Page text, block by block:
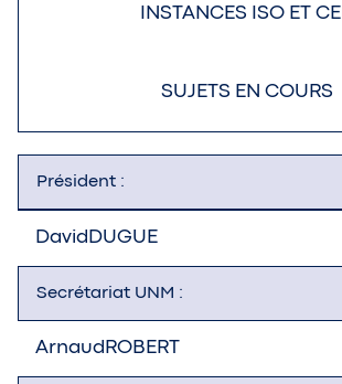
INSTANCES ISO ET
SUJETS EN COURS
Président :
David DUGUE
Secrétariat UNM :
Arnaud ROBERT